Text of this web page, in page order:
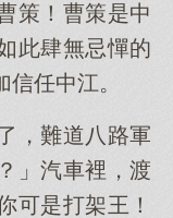
策！曹策是中
此肆無忌憚的
任中江。
，難道八路軍
」汽車裡，渡
可是打架王！